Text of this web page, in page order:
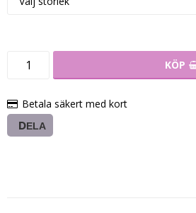
KÖP
Betala säkert med kort
DELA